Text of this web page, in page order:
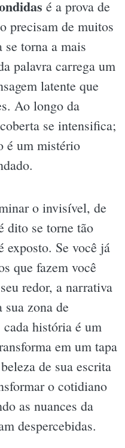
é a prova de
precisam de muitos
torna a mais
palavra carrega um
latente que
Ao longo da
se intensifica;
é um mistério
o invisível, de
dito se torne tão
exposto. Se você já
que fazem você
redor, a narrativa
zona de
história é um
em um tapa
de sua escrita
o cotidiano
as nuances da
despercebidas.